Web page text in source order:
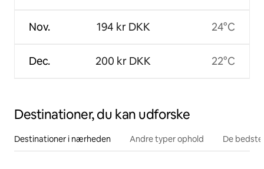
Nov.
Dec.
194 kr DKK
200 kr DKK
24°C
22°C
Destinationer, du kan udforske
Destinationer i nærheden Andre typer ophold De